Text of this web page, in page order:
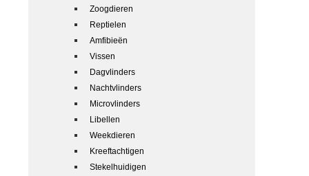
Zoogdieren
Reptielen
Amfibieën
Vissen
Dagvlinders
Nachtvlinders
Microvlinders
Libellen
Weekdieren
Kreeftachtigen
Stekelhuidigen